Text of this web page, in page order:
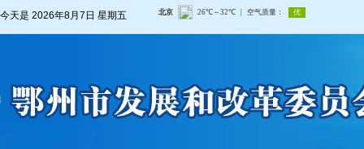
今天是 2026年8月7日 星期五